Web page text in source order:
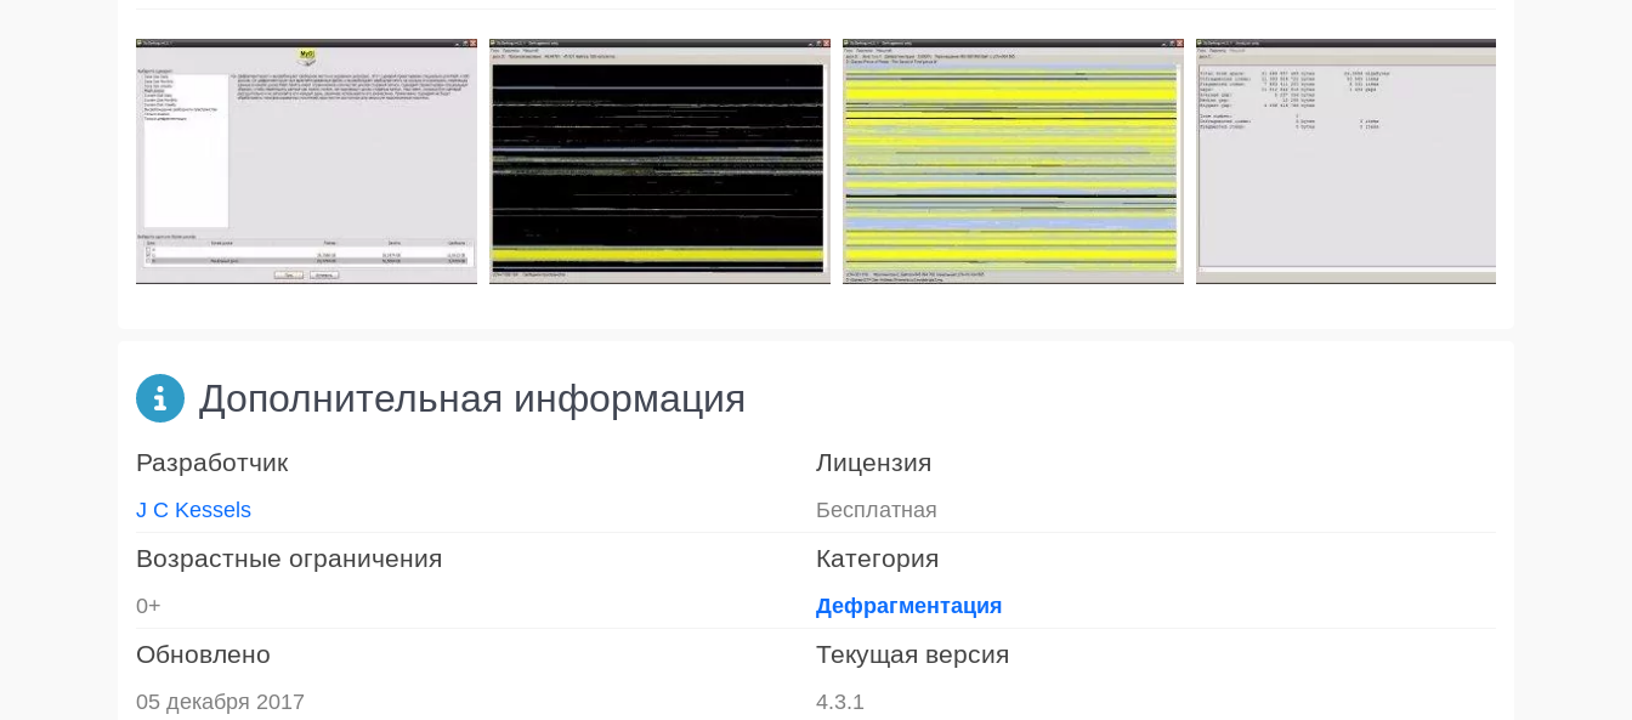
Дополнительная информация
Разработчик
J C Kessels
Лицензия
Бесплатная
Возрастные ограничения
0+
Категория
Дефрагментация
Обновлено
05 декабря 2017
Текущая версия
4.3.1